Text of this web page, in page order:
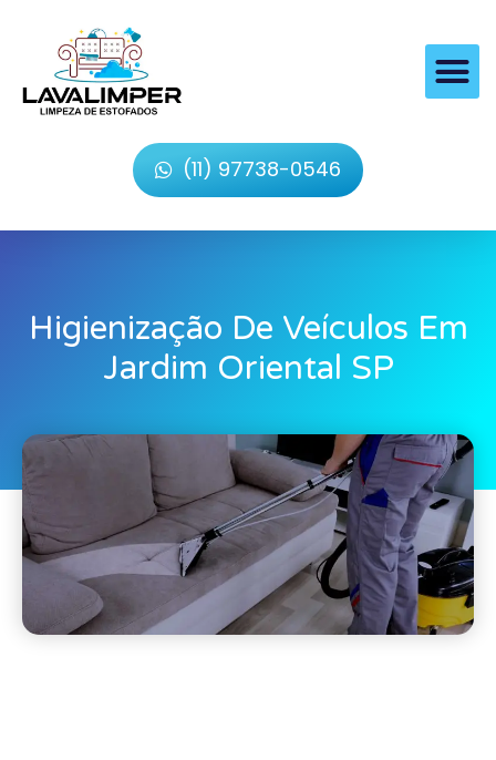
(11) 97738-0546
Higienização De Veículos Em
Jardim Oriental SP